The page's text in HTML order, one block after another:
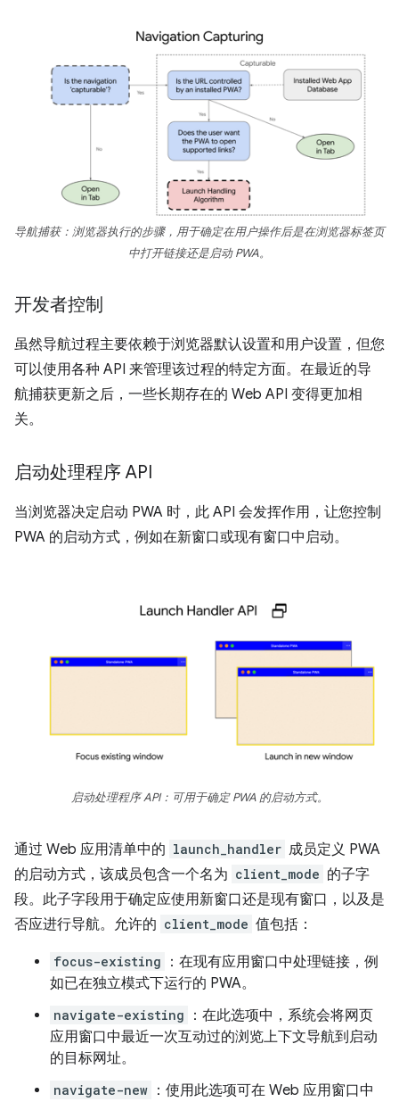
导航捕获：浏览器执行的步骤，用于确定在用户操作后是在浏览器标签页
中打开链接还是启动 PWA。
开发者控制
虽然导航过程主要依赖于浏览器默认设置和用户设置，但您
可以使用各种 API 来管理该过程的特定方面。在最近的导
航捕获更新之后，一些长期存在的 Web API 变得更加相
关。
启动处理程序 API
当浏览器决定启动 PWA 时，此 API 会发挥作用，让您控制
PWA 的启动方式，例如在新窗口或现有窗口中启动。
启动处理程序 API：可用于确定 PWA 的启动方式。
通过 Web 应用清单中的 launch_handler 成员定义 PWA
的启动方式，该成员包含一个名为 client_mode 的子字
段。此子字段用于确定应使用新窗口还是现有窗口，以及是
否应进行导航。允许的 client_mode 值包括：
focus-existing
：在现有应用窗口中处理链接，例
如已在独立模式下运行的 PWA。
navigate-existing
：在此选项中，系统会将网页
应用窗口中最近一次互动过的浏览上下文导航到启动
的目标网址。
navigate-new ：使用此选项可在 Web 应用窗口中